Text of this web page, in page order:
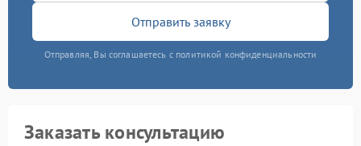
Отправить заявку
Отправляя, Вы соглашаетесь с политикой конфиденциальности
Заказать консультацию